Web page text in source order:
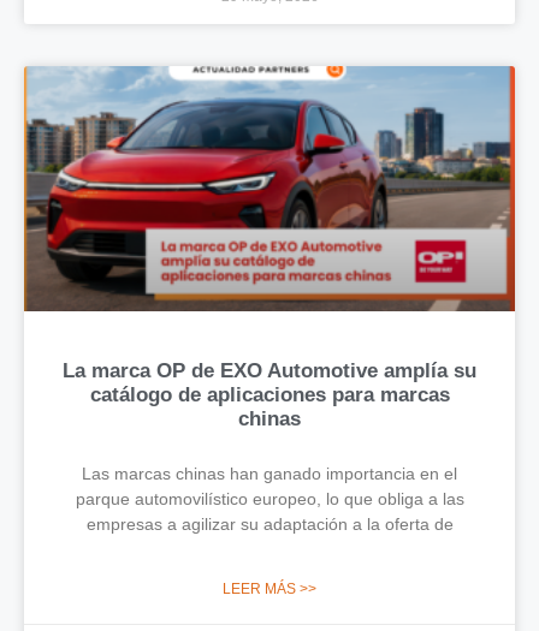
La marca OP de EXO Automotive amplía su
catálogo de aplicaciones para marcas
chinas
Las marcas chinas han ganado importancia en el
parque automovilístico europeo, lo que obliga a las
empresas a agilizar su adaptación a la oferta de
LEER MÁS >>